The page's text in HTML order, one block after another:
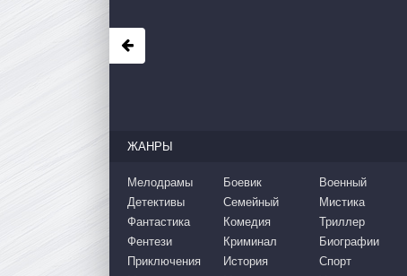
ЖАНРЫ
Мелодрамы
Детективы
Фантастика
Боевик
Семейный
Комедия
Военный
Мистика
Триллер
Фентези
Приключения
Криминал
История
Биографии
Спорт